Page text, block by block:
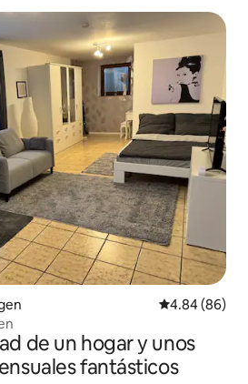
Calificación
4.84 (86)
de un hogar y unos
fantásticos